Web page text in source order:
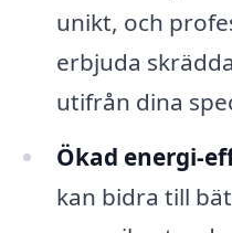
unikt, och
erbjuda
utifrån dina
Ökad energi-
kan bidra till